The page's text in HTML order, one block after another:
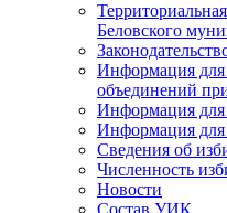
Беловского
Информация для
объединений
Информация для
Информация
Сведения об
Численность
Новости
Состав УИК